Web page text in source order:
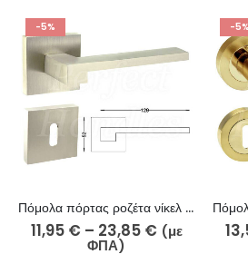
-5%
Πόμολα πόρτας ροζέτα νίκελ σατινέ 243-17/2
11,95 € – 23,85 € (με
ΦΠΑ)
-5%